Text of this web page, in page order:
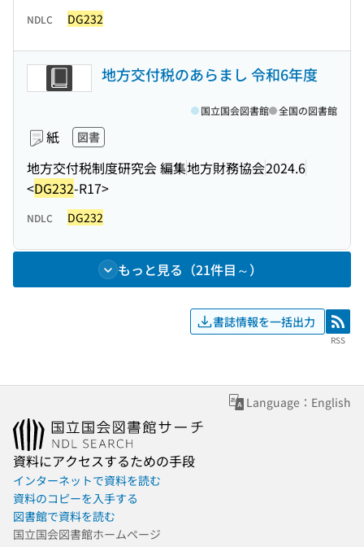
NDLC DG232
地方交付税のあらまし 令和6年度
紙 図書
地方交付税制度研究会 編集地方財務協会2024.6
<DG232-R17>
国立国会図書館 全国の図書館
NDLC DG232
もっと見る（21件目～）
書誌情報を一括出力 RSS
RSS
Language：English
資料にアクセスするための手段
インターネットで資料を読む
資料のコピーを入手する
図書館で資料を読む
国立国会図書館ホームページ